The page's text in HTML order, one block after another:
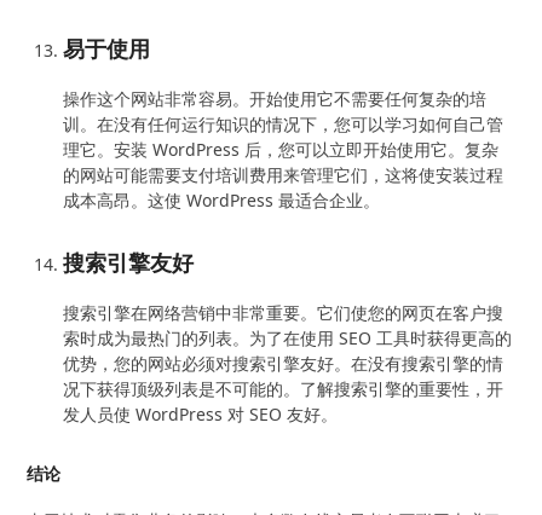
易于使用
操作这个网站非常容易。开始使用它不需要任何复杂的培
训。在没有任何运行知识的情况下，您可以学习如何自己管
理它。安装 WordPress 后，您可以立即开始使用它。复杂
的网站可能需要支付培训费用来管理它们，这将使安装过程
成本高昂。这使 WordPress 最适合企业。
搜索引擎友好
搜索引擎在网络营销中非常重要。它们使您的网页在客户搜
索时成为最热门的列表。为了在使用 SEO 工具时获得更高的
优势，您的网站必须对搜索引擎友好。在没有搜索引擎的情
况下获得顶级列表是不可能的。了解搜索引擎的重要性，开
发人员使 WordPress 对 SEO 友好。
结论